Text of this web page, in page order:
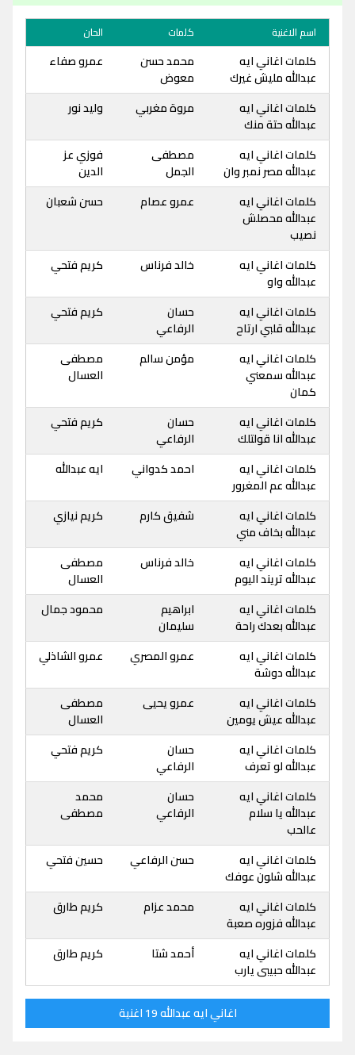
اسم الاغنية كلمات الحان
كلمات اغاني ايه
عبدالله مليش غيرك
محمد حسن
معوض
عمرو صفاء
كلمات اغاني ايه
عبدالله حتة منك
مروة مغربي وليد نور
كلمات اغاني ايه
عبدالله مصر نمبر وان
مصطفى
الجمل
فوزي عز
الدين
كلمات اغاني ايه
عبدالله محصلش
نصيب
عمرو عصام حسن شعبان
كلمات اغاني ايه
عبدالله واو
خالد فرناس كريم فتحي
كلمات اغاني ايه
عبدالله قلبي ارتاح
حسان
الرفاعي
كريم فتحي
كلمات اغاني ايه
عبدالله سمعني
كمان
مؤمن سالم
مصطفى
العسال
كلمات اغاني ايه
عبدالله انا قولتلك
حسان
الرفاعي
كريم فتحي
كلمات اغاني ايه
عبدالله عم المغرور
احمد كدواني ايه عبدالله
كلمات اغاني ايه
عبدالله بخاف مني
شفيق كارم كريم نيازي
كلمات اغاني ايه
عبدالله تريند اليوم
خالد فرناس
مصطفى
العسال
كلمات اغاني ايه
عبدالله بعدك راحة
ابراهيم
سليمان
محمود جمال
كلمات اغاني ايه
عبدالله دوشة
عمرو المصري عمرو الشاذلي
كلمات اغاني ايه
عبدالله عيش يومين
عمرو يحيى
مصطفى
العسال
كلمات اغاني ايه
عبدالله لو تعرف
حسان
الرفاعي
كريم فتحي
كلمات اغاني ايه
عبدالله يا سلام
عالحب
حسان
الرفاعي
محمد
مصطفى
كلمات اغاني ايه
عبدالله شلون عوفك
حسن الرفاعي حسين فتحي
كلمات اغاني ايه
عبدالله فزوره صعبة
محمد عزام كريم طارق
كلمات اغاني ايه
عبدالله حبيبى يارب
أحمد شتا كريم طارق
اغاني ايه عبدالله 19 اغنية